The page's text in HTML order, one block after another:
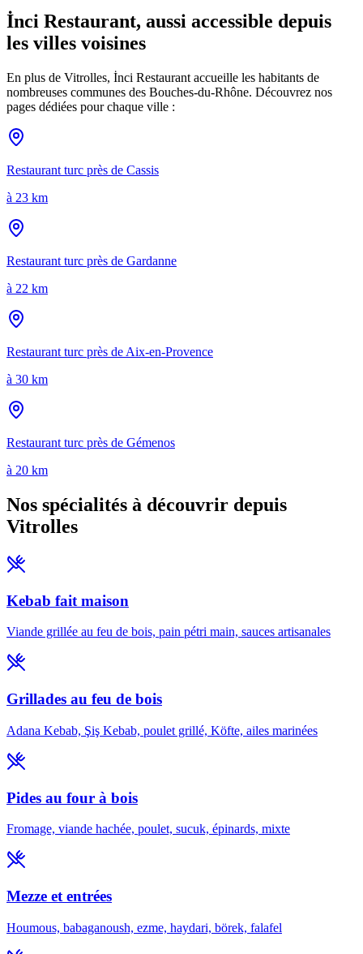
İnci Restaurant, aussi accessible depuis
les villes voisines
En plus de Vitrolles, İnci Restaurant accueille les habitants de
nombreuses communes des Bouches-du-Rhône. Découvrez nos
pages dédiées pour chaque ville :
Restaurant turc près de Cassis
à 23 km
Restaurant turc près de Gardanne
à 22 km
Restaurant turc près de Aix-en-Provence
à 30 km
Restaurant turc près de Gémenos
à 20 km
Nos spécialités à découvrir depuis
Vitrolles
Kebab fait maison
Viande grillée au feu de bois, pain pétri main, sauces artisanales
Grillades au feu de bois
Adana Kebab, Şiş Kebab, poulet grillé, Köfte, ailes marinées
Pides au four à bois
Fromage, viande hachée, poulet, sucuk, épinards, mixte
Mezze et entrées
Houmous, babaganoush, ezme, haydari, börek, falafel